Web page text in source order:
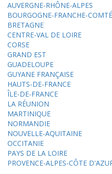
AUVERGNE-RHÔNE-ALPES
BOURGOGNE-FRANCHE-COMTÉ
BRETAGNE
CENTRE-VAL DE LOIRE
CORSE
GRAND EST
GUADELOUPE
GUYANE FRANÇAISE
HAUTS-DE-FRANCE
ÎLE-DE-FRANCE
LA RÉUNION
MARTINIQUE
NORMANDIE
NOUVELLE-AQUITAINE
OCCITANIE
PAYS DE LA LOIRE
PROVENCE-ALPES-CÔTE